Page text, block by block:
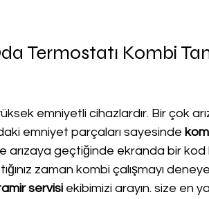
Termostatı Kombi
emniyetli cihazlardır. Bir çok
emniyet parçaları sayesinde
arızaya geçtiğinde ekranda bir kod
zaman kombi çalışmayı
servisi ekibimizi arayın. size en